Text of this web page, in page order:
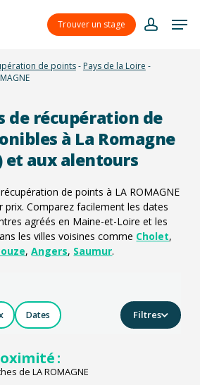
Trouver un stage
account
de points- Pays de la Loire -
de récupération de
à La Romagne
et aux alentours
de points à LA ROMAGNE
prix. Comparez facilement les dates
agréés en Maine-et-Loire et les
les villes voisines comme Cholet,
,Angers, Saumur.
Dates Filtres
:
de LA ROMAGNE